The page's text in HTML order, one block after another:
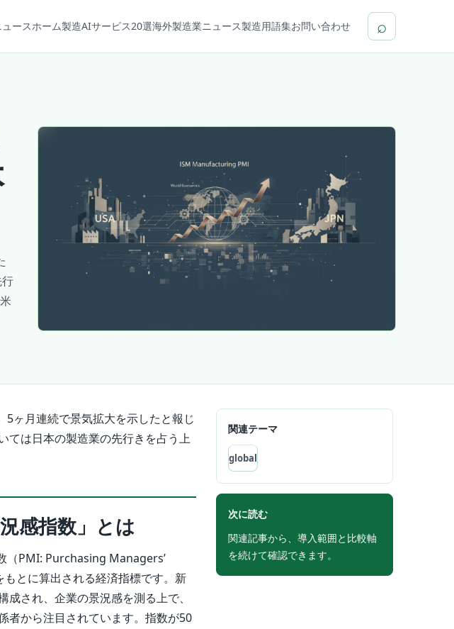
ュースホーム製造AIサービス20選海外製造業ニュース製造用語集お問い合わせ ⌕
ヶ月連続で景気拡大を示したと報じ
ては日本の製造業の先行きを占う上
感指数」とは
（PMI: Purchasing Managers’
とに算出される経済指標です。新
され、企業の景況感を測る上で、
者から注目されています。指数が50
関連テーマ
global
次に読む
関連記事から、導入範囲と比較軸
を続けて確認できます。